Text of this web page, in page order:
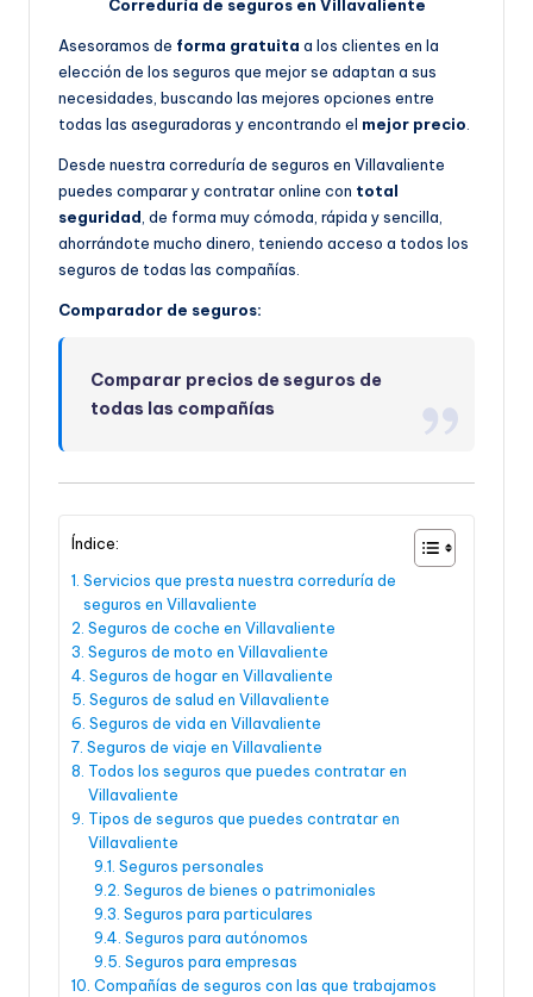
Correduría de seguros en Villavaliente
Asesoramos de forma gratuita a los clientes en la
elección de los seguros que mejor se adaptan a sus
necesidades, buscando las mejores opciones entre
todas las aseguradoras y encontrando el mejor precio.
Desde nuestra correduría de seguros en Villavaliente
puedes comparar y contratar online con total
seguridad, de forma muy cómoda, rápida y sencilla,
ahorrándote mucho dinero, teniendo acceso a todos los
seguros de todas las compañías.
Comparador de seguros:
Comparar precios de seguros de
todas las compañías
Índice:
Servicios que presta nuestra correduría de
seguros en Villavaliente
Seguros de coche en Villavaliente
Seguros de moto en Villavaliente
Seguros de hogar en Villavaliente
Seguros de salud en Villavaliente
Seguros de vida en Villavaliente
Seguros de viaje en Villavaliente
Todos los seguros que puedes contratar en
Villavaliente
Tipos de seguros que puedes contratar en
Villavaliente
Seguros personales
Seguros de bienes o patrimoniales
Seguros para particulares
Seguros para autónomos
Seguros para empresas
Compañías de seguros con las que trabajamos